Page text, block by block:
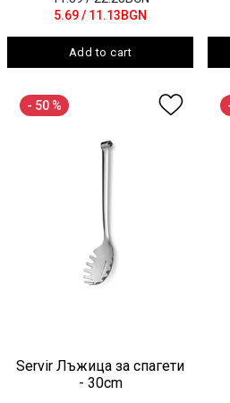
5.69/ 11.13BGN
Add to cart
- 50 %
Servir Лъжица за спагети
- 30cm